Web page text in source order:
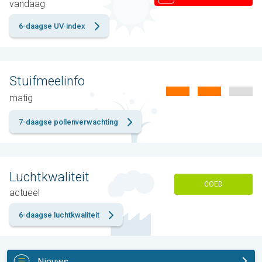
vandaag
6-daagse UV-index
Stuifmeelinfo
matig
7-daagse pollenverwachting
Luchtkwaliteit
actueel
GOED
6-daagse luchtkwaliteit